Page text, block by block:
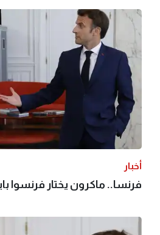
أخبار
فرنسا.. ماكرون يختار فرنسوا